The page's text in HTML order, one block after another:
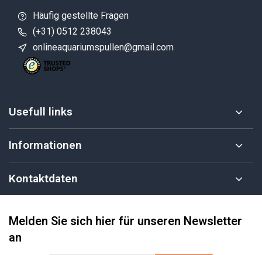
Häufig gestellte Fragen
(+31) 0512 238043
onlineaquariumspullen@gmail.com
Usefull links
Informationen
Kontaktdaten
Melden Sie sich hier für unseren Newsletter
an